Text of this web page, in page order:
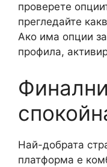
проверете
прегледайте
Ако има опции
профила,
Най-добрата
платформа е